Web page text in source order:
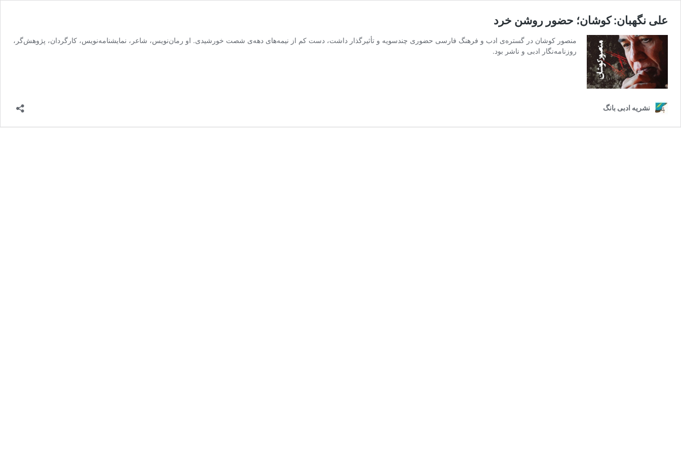
علی نگهبان: کوشان؛ حضور روشن خرد
منصور کوشان در گستره‌ی ادب و فرهنگ فارسی حضوری چندسویه و تأثیرگذار داشت، دست کم از نیمه‌های دهه‌ی شصت خورشیدی. او رمان‌نویس، شاعر، نمایشنامه‌نویس، کارگردان، پژوهش‌گر،
روزنامه‌نگار ادبی و ناشر بود.
نشریه ادبی بانگ